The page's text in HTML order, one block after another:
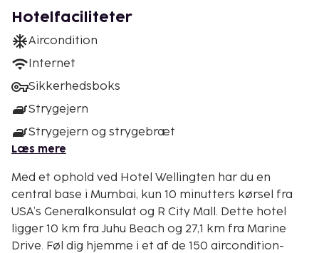
Hotelfaciliteter
Aircondition
Internet
Sikkerhedsboks
Strygejern
Strygejern og strygebræt
Læs mere
Med et ophold ved Hotel Wellingten har du en
central base i Mumbai, kun 10 minutters kørsel fra
USA’s Generalkonsulat og R City Mall. Dette hotel
ligger 10 km fra Juhu Beach og 27,1 km fra Marine
Drive. Føl dig hjemme i et af de 150 aircondition-